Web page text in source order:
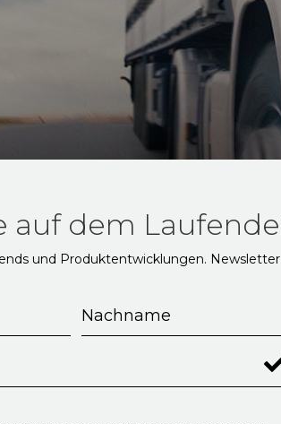
auf dem
und Produktentwicklungen.